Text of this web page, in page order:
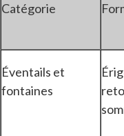
Catégorie
Éventails et
fontaines